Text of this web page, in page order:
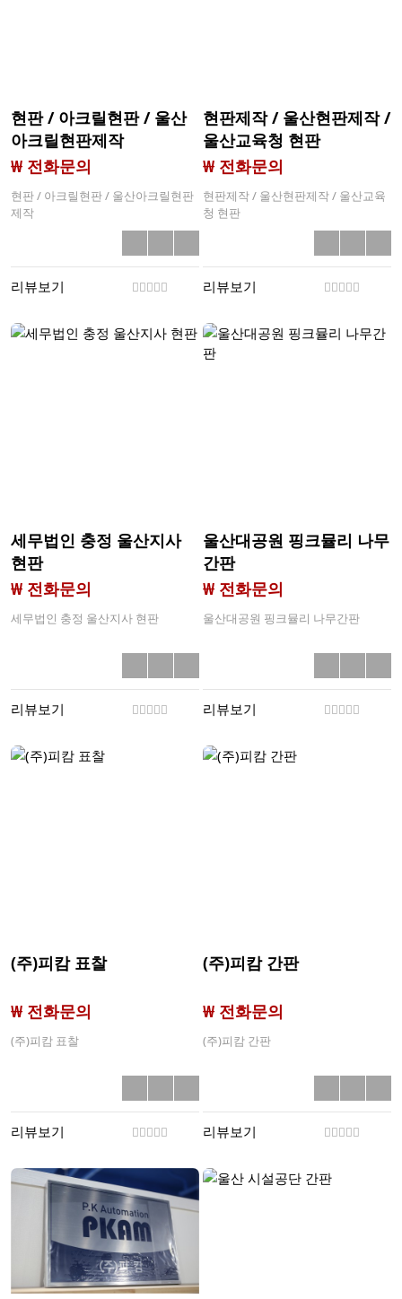
현판 / 아크릴현판 / 울산
아크릴현판제작
₩ 전화문의
현판 / 아크릴현판 / 울산아크릴현판
제작
리뷰보기
현판제작 / 울산현판제작 /
울산교육청 현판
₩ 전화문의
현판제작 / 울산현판제작 / 울산교육
청 현판
리뷰보기
세무법인 충정 울산지사
현판
₩ 전화문의
세무법인 충정 울산지사 현판
리뷰보기
울산대공원 핑크뮬리 나무
간판
₩ 전화문의
울산대공원 핑크뮬리 나무간판
리뷰보기
(주)피캄 표찰
₩ 전화문의
(주)피캄 표찰
리뷰보기
(주)피캄 간판
₩ 전화문의
(주)피캄 간판
리뷰보기